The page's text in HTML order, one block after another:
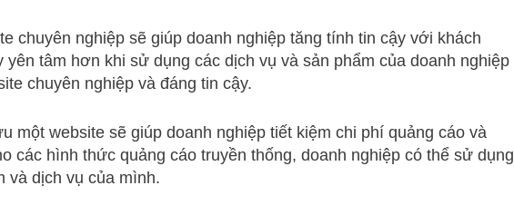
chuyên nghiệp sẽ giúp doanh nghiệp tăng tính tin cậy với khách
yên tâm hơn khi sử dụng các dịch vụ và sản phẩm của doanh nghiệp
chuyên nghiệp và đáng tin cậy.
một website sẽ giúp doanh nghiệp tiết kiệm chi phí quảng cáo và
các hình thức quảng cáo truyền thống, doanh nghiệp có thể sử dụng
và dịch vụ của mình.